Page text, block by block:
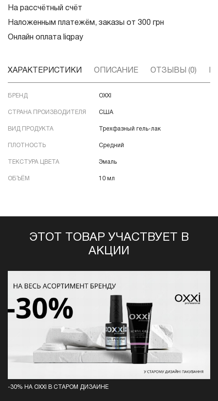
На рассчётный счёт
Наложенным платежём, заказы от 300 грн
Онлайн оплата liqpay
ХАРАКТЕРИСТИКИ ОПИСАНИЕ ОТЗЫВЫ (0)
БРЕНД OXXI
СТРАНА ПРОИЗВОДИТЕЛЯ США
ВИД ПРОДУКТА Трехфазный гель-лак
ПЛОТНОСТЬ Средний
ТЕКСТУРА ЦВЕТА Эмаль
ОБЪЁМ 10 мл
ЭТОТ ТОВАР УЧАСТВУЕТ В
АКЦИИ
-30% НА OXXI В СТАРОМ ДИЗАЙНЕ